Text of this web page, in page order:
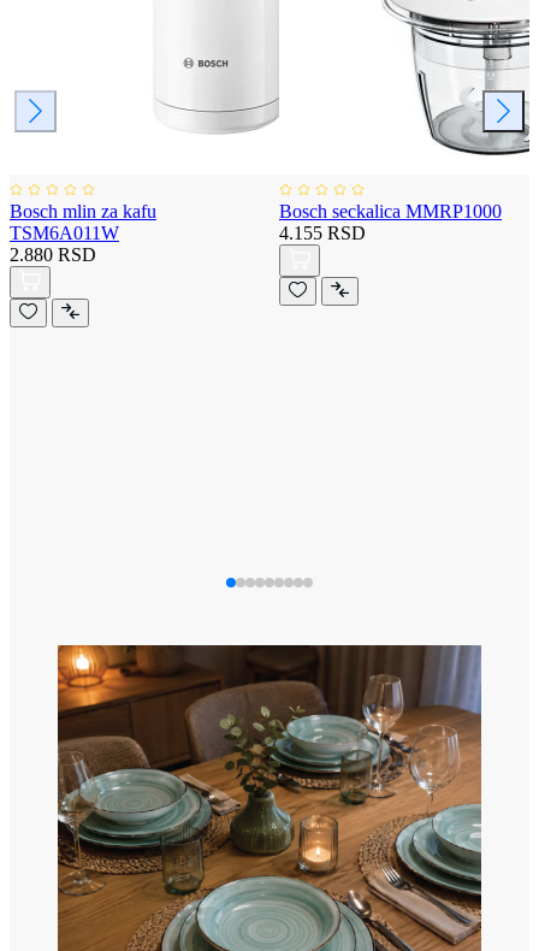
Bosch mlin za kafu
TSM6A011W
2.880 RSD
Bosch seckalica MMRP1000
4.155 RSD